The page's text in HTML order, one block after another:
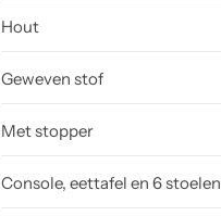
Hout
Geweven stof
Met stopper
Console, eettafel en 6 stoelen